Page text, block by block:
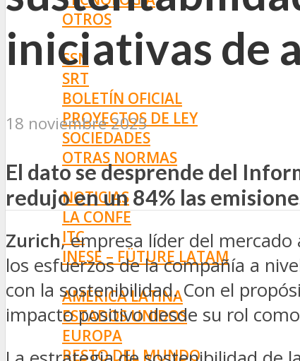
OTROS
NORMAS
SSN
SRT
BOLETÍN OFICIAL
PROYECTOS DE LEY
SOCIEDADES
OTRAS NORMAS
INNOVACIÓN
NOTICIAS
LA CONFE
ITC
INESE – FÜTURE LATAM
INTERNACIONALES
AMÉRICA LATINA
ESTADOS UNIDOS
EUROPA
RESTO DEL MUNDO
iniciativas de
18 noviembre 2025
El dato se desprende del
redujo en un 84% las
Zurich, empresa líder del
los esfuerzos de la compañía a
con la sostenibilidad. Con el
impacto positivo desde su rol